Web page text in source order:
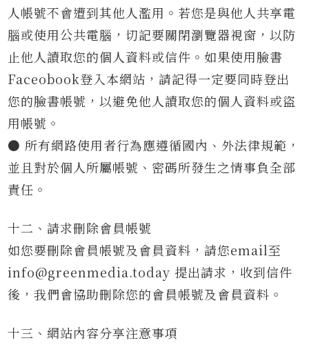
人帳號不會遭到其他人濫用。若您是與他人共享電
腦或使用公共電腦，切記要關閉瀏覽器視窗，以防
止他人讀取您的個人資料或信件。如果使用臉書
Faceobook登入本網站，請記得一定要同時登出
您的臉書帳號，以避免他人讀取您的個人資料或盜
用帳號。
● 所有網路使用者行為應遵循國內、外法律規範，
並且對於個人所屬帳號、密碼所發生之情事負全部
責任。
十二、請求刪除會員帳號
如您要刪除會員帳號及會員資料，請您email至
info@greenmedia.today 提出請求，收到信件
後，我們會協助刪除您的會員帳號及會員資料。
十三、網站內容分享注意事項